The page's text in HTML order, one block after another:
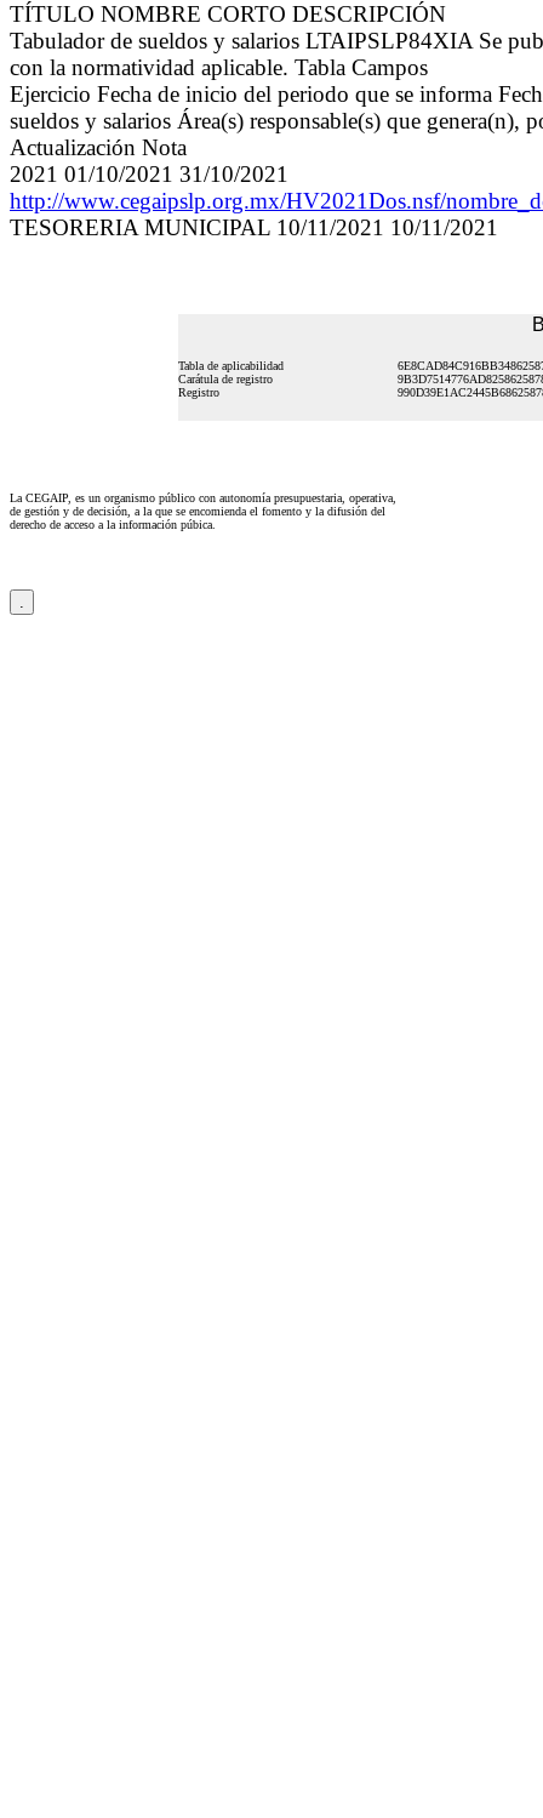
TÍTULO NOMBRE CORTO DESCRIPCIÓN
Tabulador de sueldos y salarios LTAIPSLP84XIA Se
con la normatividad aplicable. Tabla Campos
Ejercicio Fecha de inicio del periodo que se informa
sueldos y salarios Área(s) responsable(s) que
Actualización Nota
2021 01/10/2021 31/10/2021
http://www.cegaipslp.org.mx/HV2021Dos.nsf/
TESORERIA MUNICIPAL 10/11/2021 10/11/2021
Tabla de aplicabilidad
Carátula de registro
Registro
La CEGAIP, es un organismo público con autonomía presupuestaria, operativa,
de gestión y de decisión, a la que se encomienda el fomento y la difusión del
derecho de acceso a la información púbica.